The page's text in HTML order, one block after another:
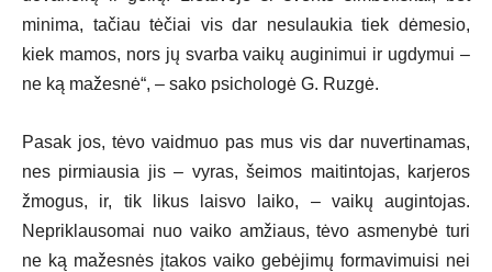
minima, tačiau tėčiai vis dar nesulaukia tiek dėmesio,
kiek mamos, nors jų svarba vaikų auginimui ir ugdymui –
ne ką mažesnė“, – sako psichologė G. Ruzgė.
Pasak jos, tėvo vaidmuo pas mus vis dar nuvertinamas,
nes pirmiausia jis – vyras, šeimos maitintojas, karjeros
žmogus, ir, tik likus laisvo laiko, – vaikų augintojas.
Nepriklausomai nuo vaiko amžiaus, tėvo asmenybė turi
ne ką mažesnės įtakos vaiko gebėjimų formavimuisi nei